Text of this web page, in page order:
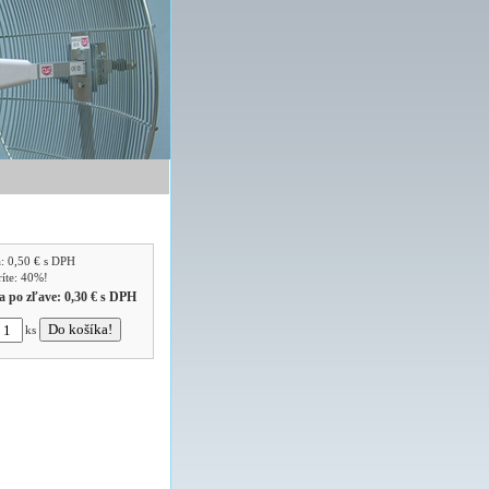
0,50 € s DPH
40%!
po zľave:0,30 € s DPH
ks